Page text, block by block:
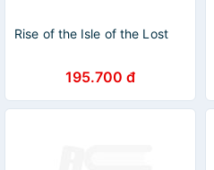
Rise of the Isle of the Lost
195.700 đ